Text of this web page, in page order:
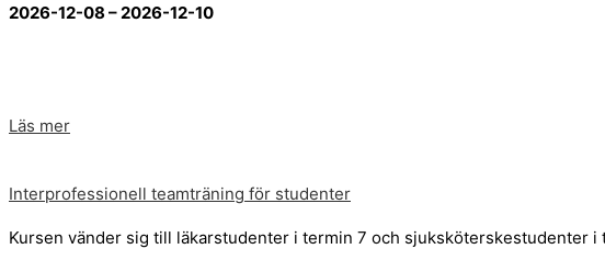
2026-12-08 – 2026-12-10
Läs mer
Interprofessionell teamträning för studenter
Kursen vänder sig till läkarstudenter i termin 7 och sjuksköterskestudenter